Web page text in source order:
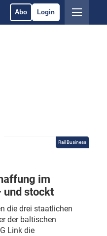
Abo Login
Rail Business
im
und stockt
die drei staatlichen
der baltischen
Link die